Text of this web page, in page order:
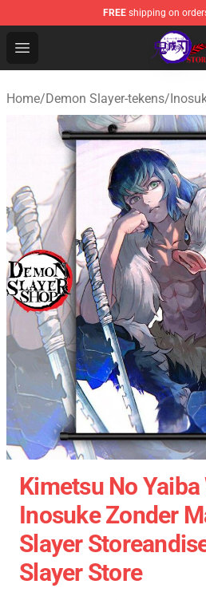
FREE shipping on
Open menu
Kimetsu no Yaiba Store -
Home/Demon Slayer-tekens/
Kimetsu No Yaiba
Inosuke Zonder
Slayer
Slayer Store